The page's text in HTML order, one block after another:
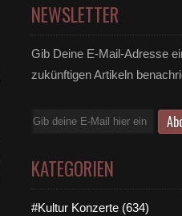
NEWSLETTER
Gib Deine E-Mail-Adresse
zukünftigen Artikeln
E-
KATEGORIEN
#Kultur Konzerte (634)